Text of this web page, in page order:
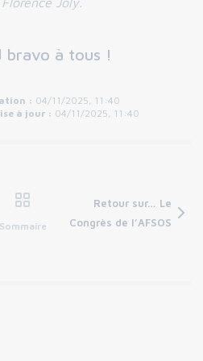
bravo à tous !
: 04/11/2025, 11:40
à jour : 04/11/2025, 11:40
Sommaire
Retour sur… Le
Congrès de l’AFSOS